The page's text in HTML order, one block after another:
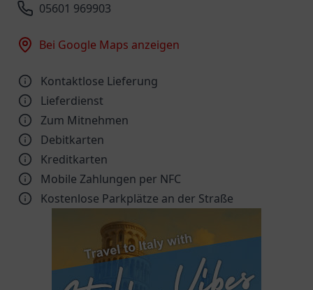
05601 969903
Bei Google Maps anzeigen
Kontaktlose Lieferung
Lieferdienst
Zum Mitnehmen
Debitkarten
Kreditkarten
Mobile Zahlungen per NFC
Kostenlose Parkplätze an der Straße